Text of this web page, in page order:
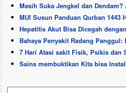
Masih Suka Jengkel dan
MUI Susun Panduan Qurban 1443
Hepatitis Akut Bisa Dicegah
Bahaya Penyakit Radang
7 Hari Atasi sakit Fisik, Psikis dan
Sains membuktikan Kita bisa